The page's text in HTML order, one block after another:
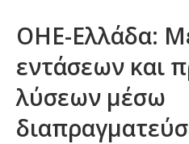
ΟΗΕ-Ελλάδα:
εντάσεων και
λύσεων μέσω